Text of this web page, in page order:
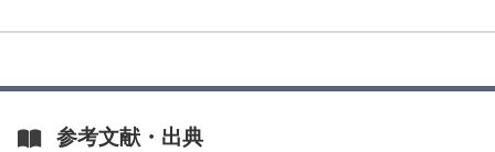
参考文献・出典